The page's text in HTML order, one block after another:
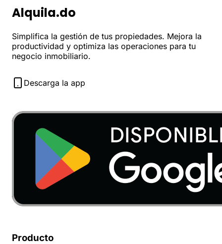
Alquila.do
Simplifica la gestión de tus propiedades. Mejora la
productividad y optimiza las operaciones para tu
negocio inmobiliario.
Descarga la app
Producto